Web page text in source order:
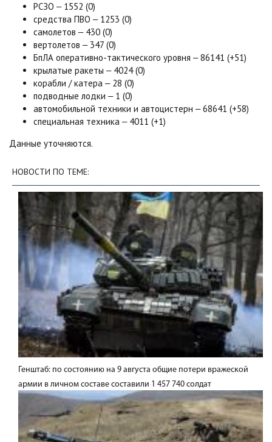
РСЗО ‒ 1552 (0)
средства ПВО ‒ 1253 (0)
самолетов ‒ 430 (0)
вертолетов ‒ 347 (0)
БпЛА оперативно-тактического уровня ‒ 86141 (+51)
крылатые ракеты ‒ 4024 (0)
корабли / катера ‒ 28 (0)
подводные лодки ‒ 1 (0)
автомобильной техники и автоцистерн ‒ 68641 (+58)
специальная техника ‒ 4011 (+1)
Данные уточняются.
НОВОСТИ ПО ТЕМЕ:
Генштаб: по состоянию на 9 августа общие потери вражеской
армии в личном составе составили 1 457 740 солдат